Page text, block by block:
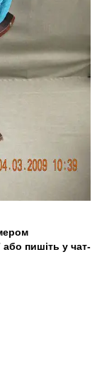
або пишіть у чат-